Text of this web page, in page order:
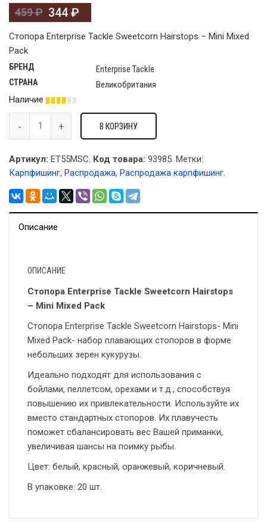
459₽ 344 ₽
Стопора Enterprise Tackle Sweetcorn Hairstops – Mini Mixed
Pack
БРЕНД Enterprise Tackle
СТРАНА
Великобритания
Наличие
В КОРЗИНУ
Артикул: ET55MSC. Код товара: 93985. Метки:
Карпфишинг, Распродажа, Распродажа карпфишинг.
Описание
ОПИСАНИЕ
Стопора Enterprise Tackle Sweetcorn Hairstops
– Mini Mixed Pack
Стопора Enterprise Tackle Sweetcorn Hairstops- Mini
Mixed Pack- набор плавающих стопоров в форме
небольших зерен кукурузы.
Идеально подходят для использования с
бойлами, пеллетсом, орехами и т.д., способствуя
повышению их привлекательности. Используйте их
вместо стандартных стопоров. Их плавучесть
поможет сбалансировать вес Вашей приманки,
увеличивая шансы на поимку рыбы.
Цвет: белый, красный, оранжевый, коричневый.
В упаковке: 20 шт.